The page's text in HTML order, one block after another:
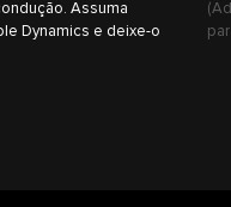
Assuma
Dynamics e deixe-o